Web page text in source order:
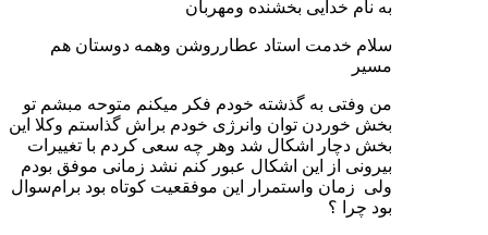
به نام خدایی بخشنده ومهربان
سلام خدمت استاد عطارروشن وهمه دوستان هم
مسیر
من وفتی به گذشته خودم فکر میکنم متوحه مبشم تو
بخش خوردن توان وانرژی خودم براش گذاستم وکلا این
بخش دچار اشکال شد وهر چه سعی کردم با تغییرات
بیرونی از این اشکال عبور کنم نشد زمانی موفق بودم
ولی زمان واستمرار این موفقعیت کوتاه بود برام‌سوال
بود چرا ؟